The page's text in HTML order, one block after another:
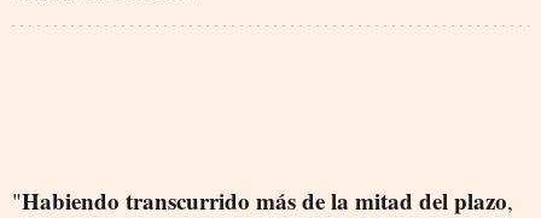
"Habiendo transcurrido más de la mitad del plazo,